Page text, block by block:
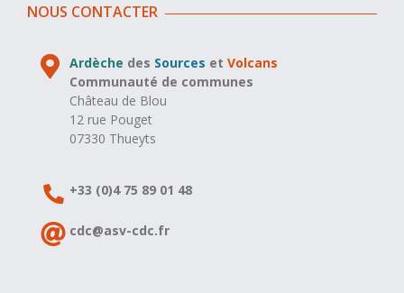
NOUS CONTACTER
Ardèche des Sources etVolcans
Communauté de communes
Château de Blou
12 rue Pouget
07330 Thueyts
+33 (0)4 75 89 01 48
cdc@asv-cdc.fr